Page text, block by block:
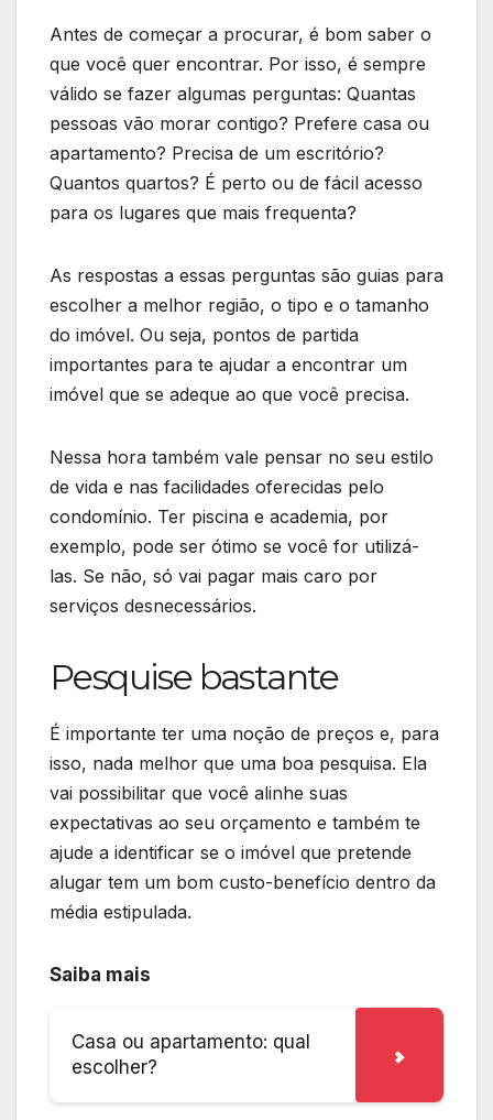
Antes de começar a procurar, é bom saber o
que você quer encontrar. Por isso, é sempre
válido se fazer algumas perguntas: Quantas
pessoas vão morar contigo? Prefere casa ou
apartamento? Precisa de um escritório?
Quantos quartos? É perto ou de fácil acesso
para os lugares que mais frequenta?
As respostas a essas perguntas são guias para
escolher a melhor região, o tipo e o tamanho
do imóvel. Ou seja, pontos de partida
importantes para te ajudar a encontrar um
imóvel que se adeque ao que você precisa.
Nessa hora também vale pensar no seu estilo
de vida e nas facilidades oferecidas pelo
condomínio. Ter piscina e academia, por
exemplo, pode ser ótimo se você for utilizá-
las. Se não, só vai pagar mais caro por
serviços desnecessários.
Pesquise bastante
É importante ter uma noção de preços e, para
isso, nada melhor que uma boa pesquisa. Ela
vai possibilitar que você alinhe suas
expectativas ao seu orçamento e também te
ajude a identificar se o imóvel que pretende
alugar tem um bom custo-benefício dentro da
média estipulada.
Saiba mais
Casa ou apartamento: qual
escolher?